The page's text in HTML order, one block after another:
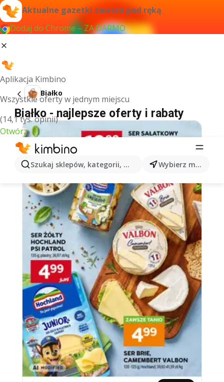
Aktualne gazetki zawsze pod ręką
Dodaj do Chrome – ZA DARMO
Aplikacja Kimbino
Wszystkie oferty w jednym miejscu
(14,1 tys. opinii)
Otwórz
Szukaj sklepów, kategorii, produktów... Wybierz miasto
Białko
Białko - najlepsze oferty i rabaty